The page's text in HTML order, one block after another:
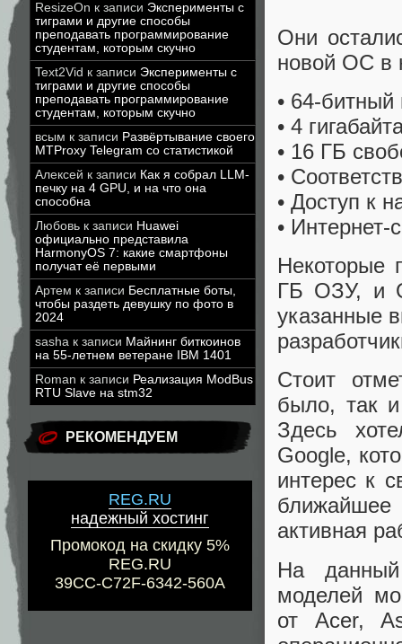
ResizeOn к записи Эксперименты с
тиграми и другие способы
преподавать программирование
студентам, которым скучно
Text2Vid к записи Эксперименты с
тиграми и другие способы
преподавать программирование
студентам, которым скучно
всым к записи Развёртывание своего
MTProxy Telegram со статистикой
Алексей к записи Как я собрал LLM-
печку на 4 GPU, и на что она
способна
Любовь к записи Huawei
официально представила
HarmonyOS 7: какие смартфоны
получат её первыми
Артем к записи Бесплатные боты,
чтобы раздеть девушку по фото в
2024
sasha к записи Майнинг биткоинов
на 55-летнем ветеране IBM 1401
Roman к записи Реализация ModBus
RTU Slave на stm32
РЕКОМЕНДУЕМ
REG.RU
надежный хостинг
Промокод на скидку 5%
REG.RU
39CC-C72F-6342-560A
Они
новой ОС в
• 64-
• 4
• 16 ГБ
•
• Доступ к
• Интернет-
Некоторые
ГБ ОЗУ, и
указанные
Стоит
было, так
Здесь
Google,
интерес к
активная
На
моделей
от Acer,